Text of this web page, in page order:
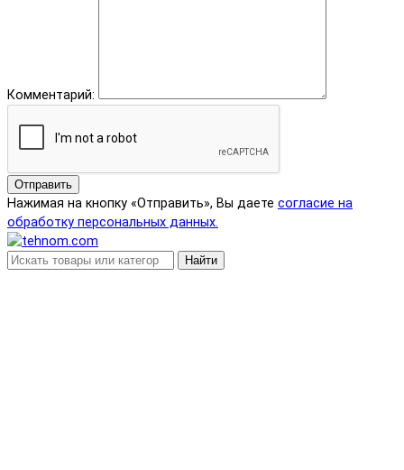
Комментарий:
Отправить
Нажимая на кнопку «Отправить», Вы даете согласие на
обработку персональных данных.
Найти